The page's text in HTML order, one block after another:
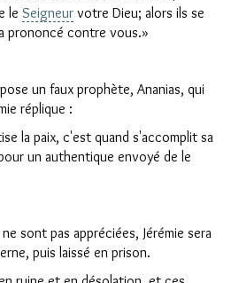
le Seigneur votre Dieu; alors ils se
prononcé contre vous.»
un faux prophète, Ananias, qui
réplique :
la paix, c'est quand s'accomplit sa
un authentique envoyé de le
sont pas appréciées, Jérémie sera
puis laissé en prison.